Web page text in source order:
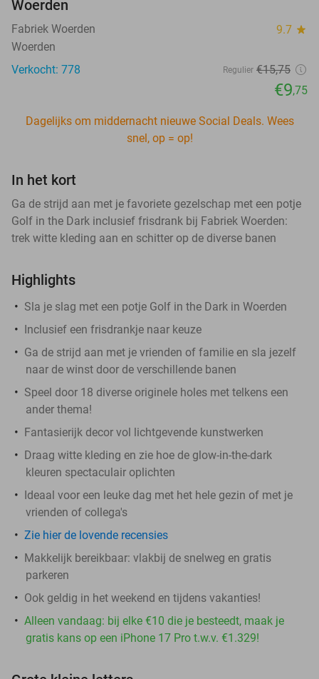
Woerden
Fabriek Woerden 9.7 star
Woerden
Verkocht: 778
Regulier €15,75
€9,75
Dagelijks om middernacht nieuwe Social Deals. Wees
snel, op = op!
In het kort
Ga de strijd aan met je favoriete gezelschap met een potje
Golf in the Dark inclusief frisdrank bij Fabriek Woerden:
trek witte kleding aan en schitter op de diverse banen
Highlights
Sla je slag met een potje Golf in the Dark in Woerden
Inclusief een frisdrankje naar keuze
Ga de strijd aan met je vrienden of familie en sla jezelf
naar de winst door de verschillende banen
Speel door 18 diverse originele holes met telkens een
ander thema!
Fantasierijk decor vol lichtgevende kunstwerken
Draag witte kleding en zie hoe de glow-in-the-dark
kleuren spectaculair oplichten
Ideaal voor een leuke dag met het hele gezin of met je
vrienden of collega's
Zie hier de lovende recensies
Makkelijk bereikbaar: vlakbij de snelweg en gratis
parkeren
Ook geldig in het weekend en tijdens vakanties!
Alleen vandaag: bij elke €10 die je besteedt, maak je
gratis kans op een iPhone 17 Pro t.w.v. €1.329!